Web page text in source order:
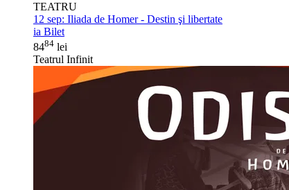
TEATRU
12 sep: Iliada de Homer - Destin şi libertate
ia Bilet
8484 lei
Teatrul Infinit